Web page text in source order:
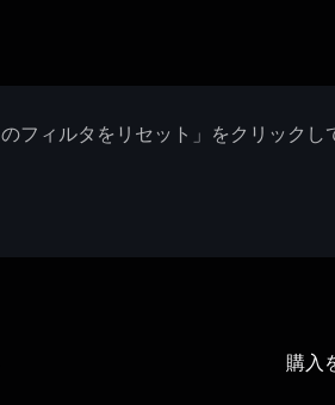
ィルタをリセット」をクリックし
購入